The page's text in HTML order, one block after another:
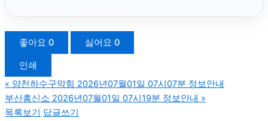
신용카드현금화
좋아요 0 싫어요 0
인쇄
« 양천하수구막힘 2026년07월01일 07시07분 정보안내
부산흥신소 2026년07월01일 07시19분 정보안내 »
목록보기 답글쓰기